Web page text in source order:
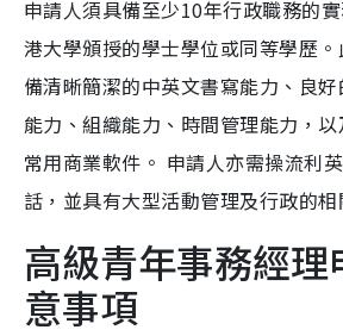
申請人須具備至少10年行政職務的
港大學頒授的學士學位或同等學歷
備清晰簡潔的中英文書寫能力、良
能力、組織能力、時間管理能力，
常用商業軟件。 申請人亦需操流利
話，並具有大型活動管理及行政的相
高級青年事務經理
意事項